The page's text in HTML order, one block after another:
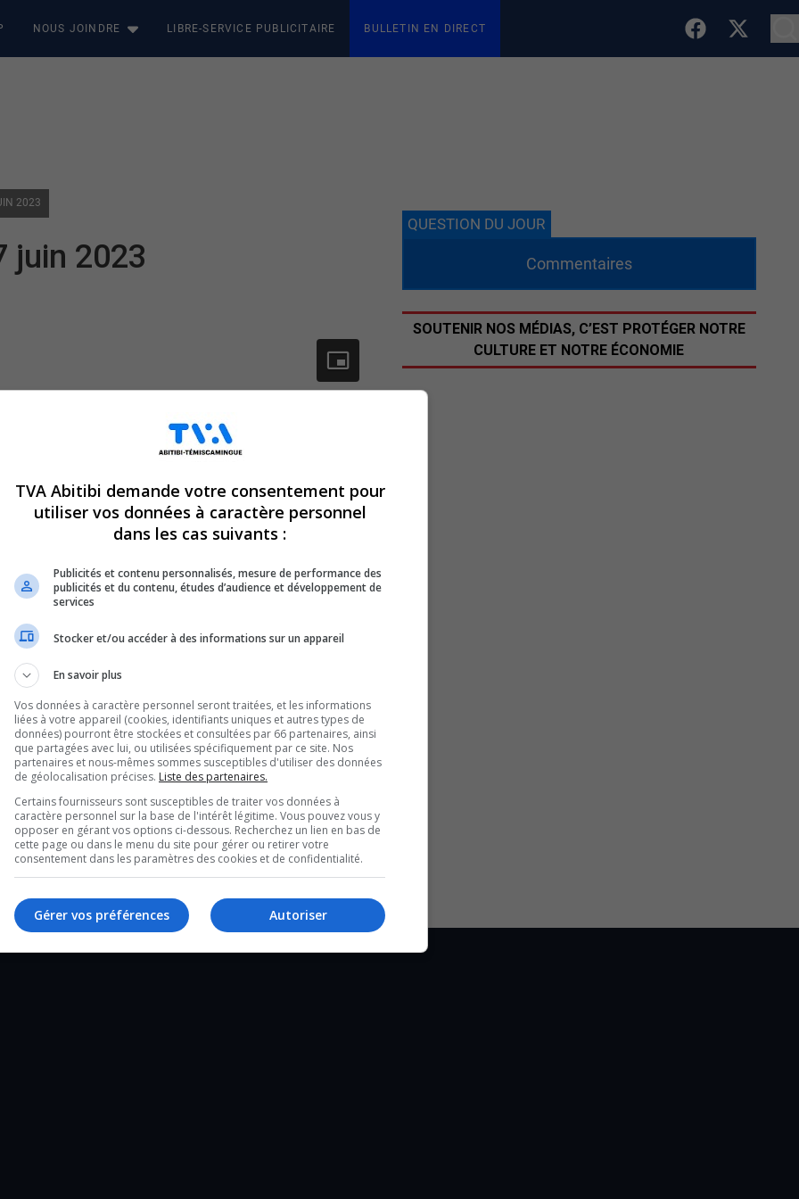
NOUS JOINDRE LIBRE-SERVICE PUBLICITAIRE BULLETIN EN DIRECT
2023
juin 2023
vous incontournables pour connaître tout
sur l’heure du lunch et un de 28
un tour d’horizon complet de ce qui a
QUESTION DU JOUR
Commentaires
SOUTENIR NOS MÉDIAS, C’EST PROTÉGER NOTRE
CULTURE ET NOTRE ÉCONOMIE
TVA Abitibi demande votre consentement pour
utiliser vos données à caractère personnel
dans les cas suivants :
Publicités et contenu personnalisés, mesure de performance des
publicités et du contenu, études d’audience et développement de
services
Stocker et/ou accéder à des informations sur un appareil
En savoir plus
Vos données à caractère personnel seront traitées, et les informations
liées à votre appareil (cookies, identifiants uniques et autres types de
données) pourront être stockées et consultées par 66 partenaires, ainsi
que partagées avec lui, ou utilisées spécifiquement par ce site. Nos
partenaires et nous-mêmes sommes susceptibles d'utiliser des données
de géolocalisation précises. Liste des partenaires.
Certains fournisseurs sont susceptibles de traiter vos données à
caractère personnel sur la base de l'intérêt légitime. Vous pouvez vous y
opposer en gérant vos options ci-dessous. Recherchez un lien en bas de
cette page ou dans le menu du site pour gérer ou retirer votre
consentement dans les paramètres des cookies et de confidentialité.
Autoriser
Gérer vos préférences